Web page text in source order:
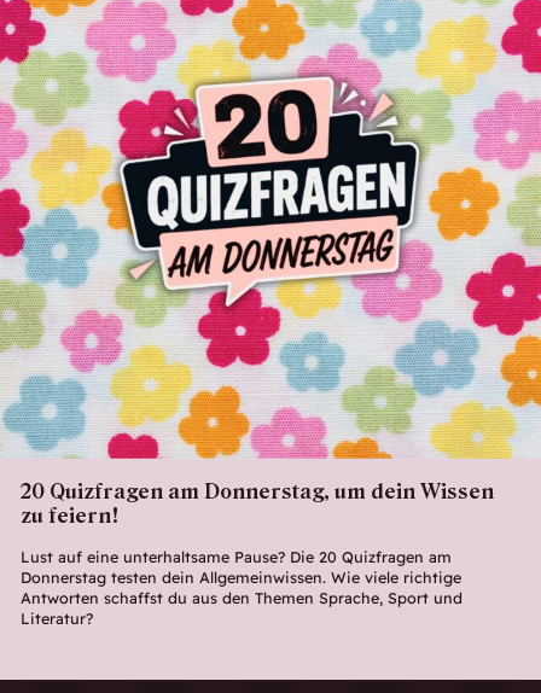
20 Quizfragen am Donnerstag, um dein Wissen
zu feiern!
Lust auf eine unterhaltsame Pause? Die 20 Quizfragen am
Donnerstag testen dein Allgemeinwissen. Wie viele richtige
Antworten schaffst du aus den Themen Sprache, Sport und
Literatur?